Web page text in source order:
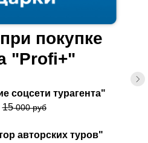
покупке
"Profi+"
соцсети турагента"
15000 руб
авторских туров"